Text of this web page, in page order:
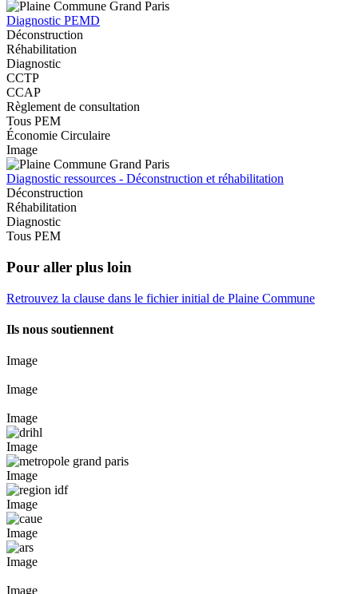
Diagnostic PEMD
Déconstruction
Réhabilitation
Diagnostic
CCTP
CCAP
Règlement de consultation
Tous PEM
Économie Circulaire
Image
Diagnostic ressources - Déconstruction et réhabilitation
Déconstruction
Réhabilitation
Diagnostic
Tous PEM
Pour aller plus loin
Retrouvez la clause dans le fichier initial de Plaine Commune
Ils nous soutiennent
Image
Image
Image
Image
Image
Image
Image
Image
Image